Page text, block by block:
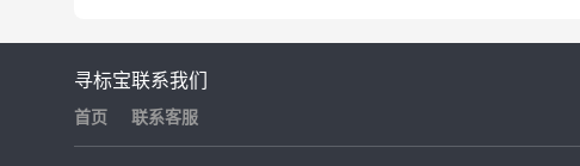
寻标宝
首页
联系我们
联系客服